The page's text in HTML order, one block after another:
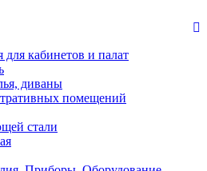
кабинетов и палат
диваны
помещений
стали